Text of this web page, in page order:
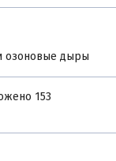
озоновые дыры
153